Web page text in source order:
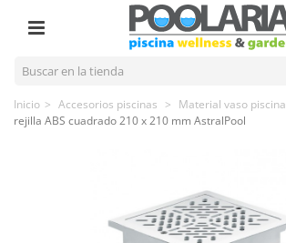
Inicio > Accesorios piscinas > Material vaso piscina
rejilla ABS cuadrado 210 x 210 mm AstralPool